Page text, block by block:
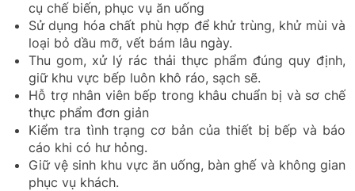
cụ chế biến, phục vụ ăn uống
Sử dụng hóa chất phù hợp để khử trùng, khử mùi và
loại bỏ dầu mỡ, vết bám lâu ngày.
Thu gom, xử lý rác thải thực phẩm đúng quy định,
giữ khu vực bếp luôn khô ráo, sạch sẽ.
Hỗ trợ nhân viên bếp trong khâu chuẩn bị và sơ chế
thực phẩm đơn giản
Kiểm tra tình trạng cơ bản của thiết bị bếp và báo
cáo khi có hư hỏng.
Giữ vệ sinh khu vực ăn uống, bàn ghế và không gian
phục vụ khách.